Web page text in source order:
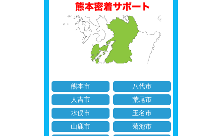
熊本市
八代市
人吉市
荒尾市
水俣市
玉名市
山鹿市
菊池市